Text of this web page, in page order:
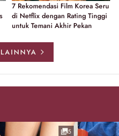
7 Rekomendasi Film Korea Seru
di Netflix dengan Rating Tinggi
untuk Temani Akhir Pekan
5